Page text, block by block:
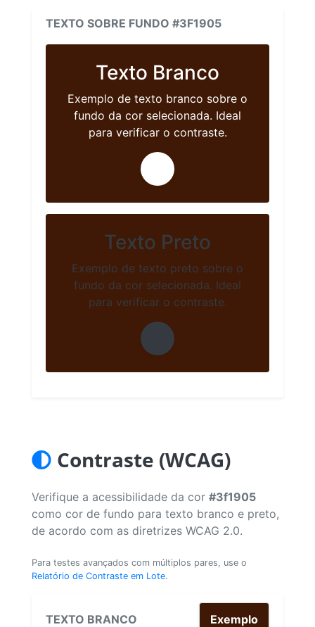
TEXTO SOBRE FUNDO #3F1905
Texto Branco
Exemplo de texto branco sobre o
fundo da cor selecionada. Ideal
para verificar o contraste.
Texto Preto
Exemplo de texto preto sobre o
fundo da cor selecionada. Ideal
para verificar o contraste.
Contraste (WCAG)
Verifique a acessibilidade da cor #3f1905
como cor de fundo para texto branco e preto,
de acordo com as diretrizes WCAG 2.0.
Para testes avançados com múltiplos pares, use o
Relatório de Contraste em Lote.
TEXTO BRANCO Exemplo